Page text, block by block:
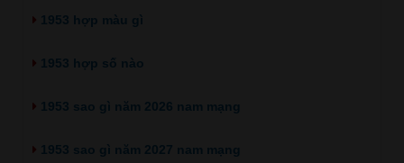
1953 hợp màu gì
1953 hợp số nào
1953 sao gì năm 2026 nam mạng
1953 sao gì năm 2027 nam mạng